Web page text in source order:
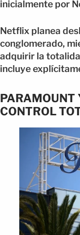
inicialmente por
Netflix planea
conglomerado,
adquirir la
incluye
PARAMOUNT
CONTROL